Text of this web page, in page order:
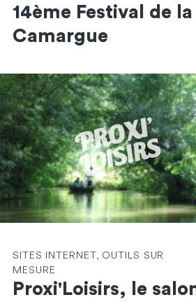
14ème Festival de la
Camargue
SITES INTERNET, OUTILS SUR
MESURE
Proxi'Loisirs, le